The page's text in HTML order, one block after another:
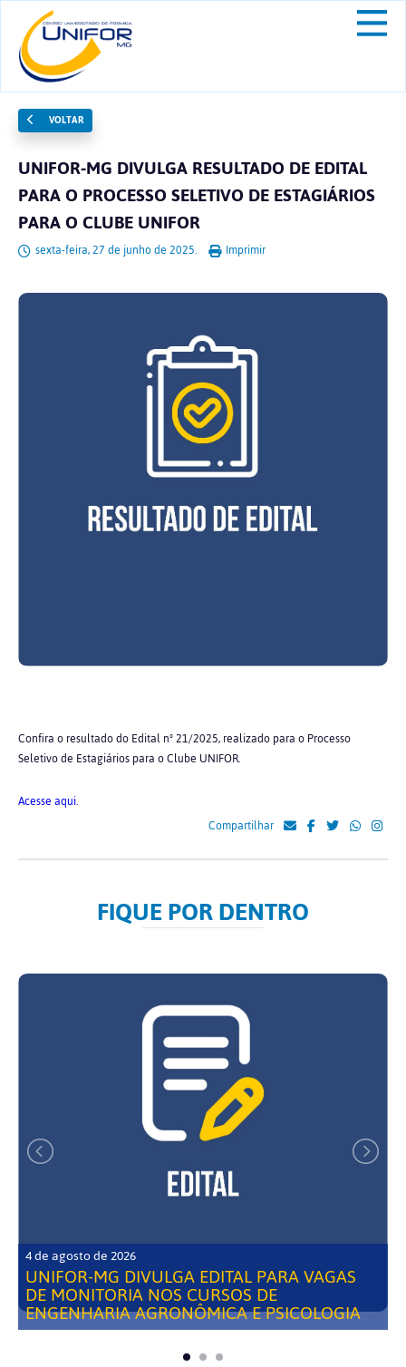
VOLTAR
UNIFOR-MG DIVULGA RESULTADO DE EDITAL
PARA O PROCESSO SELETIVO DE ESTAGIÁRIOS
PARA O CLUBE UNIFOR
sexta-feira, 27 de junho de 2025. Imprimir
Confira o resultado do Edital nº 21/2025, realizado para o Processo
Seletivo de Estagiários para o Clube UNIFOR.
Acesse aqui.
Compartilhar
FIQUE POR DENTRO
4 de agosto de 2026
UNIFOR-MG DIVULGA EDITAL PARA VAGAS
DE MONITORIA NOS CURSOS DE
ENGENHARIA AGRONÔMICA E PSICOLOGIA